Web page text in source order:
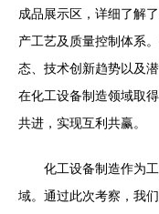
成品展示区，详细了解
产工艺及质量控制体系
态、技术创新趋势以及
在化工设备制造领域取
共进，实现互利共赢。
化工设备制造作为
域。通过此次考察，我